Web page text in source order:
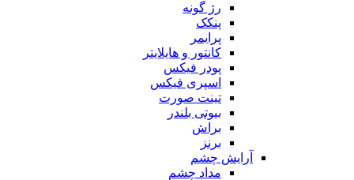
رژ گونه
پنکک
پرایمر
کانتور و هایلایتر
پودر فیکس
اسپری فیکس
تینت صورت
بیوتی بلندر
براش
برنز
آرایش چشم
مداد چشم